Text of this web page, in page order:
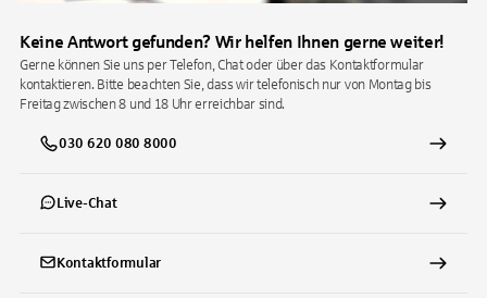
Keine Antwort gefunden? Wir helfen Ihnen gerne weiter!
Gerne können Sie uns per Telefon, Chat oder über das Kontaktformular
kontaktieren. Bitte beachten Sie, dass wir telefonisch nur von Montag bis
Freitag zwischen 8 und 18 Uhr erreichbar sind.
030 620 080 8000
Live-Chat
Kontaktformular